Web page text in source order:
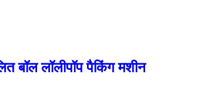
बॉल लॉलीपॉप पैकिंग मशीन